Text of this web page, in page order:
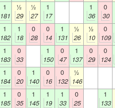
1
181
½
29
½
27
1
17
1
36
0
30
1
182
1
18
0
28
0
14
1
131
½
26
½
10
0
109
1
183
0
33
1
150
0
47
1
137
0
29
0
124
1
184
0
20
1
140
0
16
0
132
½
146
1
185
0
35
1
145
1
19
1
33
0
25
1
133